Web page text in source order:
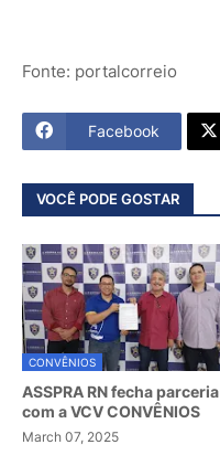
Fonte: portalcorreio
Facebook
VOCÊ PODE GOSTAR
CONVÊNIOS
ASSPRA RN fecha parceria
com a VCV CONVÊNIOS
March 07, 2025